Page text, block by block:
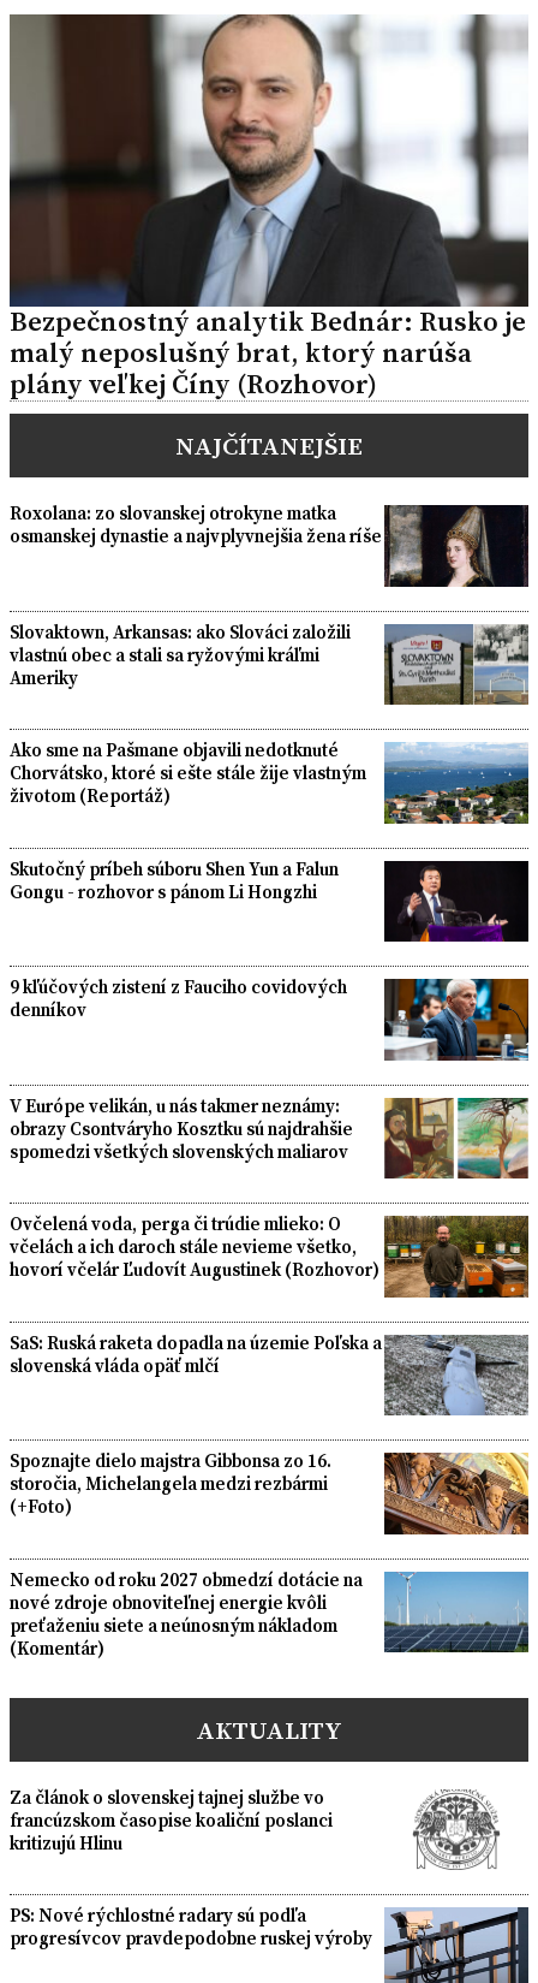
Bezpečnostný analytik Bednár: Rusko je
malý neposlušný brat, ktorý narúša
plány veľkej Číny (Rozhovor)
NAJČÍTANEJŠIE
Roxolana: zo slovanskej otrokyne matka
osmanskej dynastie a najvplyvnejšia žena ríše
Slovaktown, Arkansas: ako Slováci založili
vlastnú obec a stali sa ryžovými kráľmi
Ameriky
Ako sme na Pašmane objavili nedotknuté
Chorvátsko, ktoré si ešte stále žije vlastným
životom (Reportáž)
Skutočný príbeh súboru Shen Yun a Falun
Gongu - rozhovor s pánom Li Hongzhi
9 kľúčových zistení z Fauciho covidových
denníkov
V Európe velikán, u nás takmer neznámy:
obrazy Csontváryho Kosztku sú najdrahšie
spomedzi všetkých slovenských maliarov
Ovčelená voda, perga či trúdie mlieko: O
včelách a ich daroch stále nevieme všetko,
hovorí včelár Ľudovít Augustinek (Rozhovor)
SaS: Ruská raketa dopadla na územie Poľska a
slovenská vláda opäť mlčí
Spoznajte dielo majstra Gibbonsa zo 16.
storočia, Michelangela medzi rezbármi
(+Foto)
Nemecko od roku 2027 obmedzí dotácie na
nové zdroje obnoviteľnej energie kvôli
preťaženiu siete a neúnosným nákladom
(Komentár)
AKTUALITY
Za článok o slovenskej tajnej službe vo
francúzskom časopise koaliční poslanci
kritizujú Hlinu
PS: Nové rýchlostné radary sú podľa
progresívcov pravdepodobne ruskej výroby